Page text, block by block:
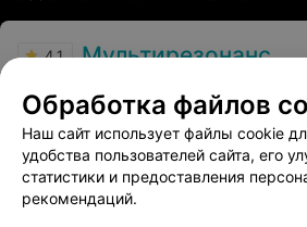
4.1 Мультирезонанс
Отзыв. Хочу написать отзыв о центре
Болела шея, записался к Базавову Владимиру
Евгеньвичу. Походили по мне 7 минут,
вроде легче стало. Завтра всё болело
приходите и платите деньги. Не
Отзывы
Обработка файлов
Наш сайт использует файлы cookie
удобства пользователей сайта, его
статистики и предоставления
рекомендаций.